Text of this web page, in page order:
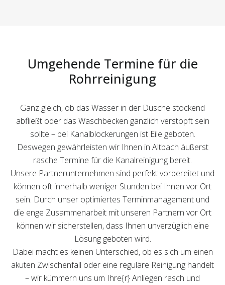
Umgehende Termine für die
Rohrreinigung
Ganz gleich, ob das Wasser in der Dusche stockend
abfließt oder das Waschbecken gänzlich verstopft sein
sollte – bei Kanalblockerungen ist Eile geboten.
Deswegen gewährleisten wir Ihnen in Altbach äußerst
rasche Termine für die Kanalreinigung bereit.
Unsere Partnerunternehmen sind perfekt vorbereitet und
können oft innerhalb weniger Stunden bei Ihnen vor Ort
sein. Durch unser optimiertes Terminmanagement und
die enge Zusammenarbeit mit unseren Partnern vor Ort
können wir sicherstellen, dass Ihnen unverzüglich eine
Lösung geboten wird.
Dabei macht es keinen Unterschied, ob es sich um einen
akuten Zwischenfall oder eine reguläre Reinigung handelt
– wir kümmern uns um Ihre{r} Anliegen rasch und